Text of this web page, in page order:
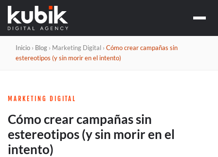
Social media
CAMPAÑAS Y
DESARROLLO
Inicio › Blog › Marketing Digital › Cómo crear campañas sin
estereotipos (y sin morir en el intento)
MARKETING DIGITAL
Cómo crear campañas sin
estereotipos (y sin morir en el
intento)